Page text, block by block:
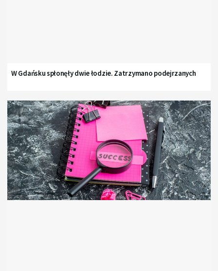
W Gdańsku spłonęły dwie łodzie. Zatrzymano podejrzanych